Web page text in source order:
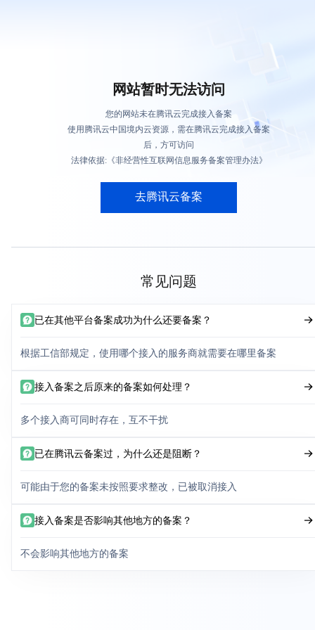
网站暂时无法访问
您的网站未在腾讯云完成接入备案
使用腾讯云中国境内云资源，需在腾讯云完成接入备案
后，方可访问
法律依据:《非经营性互联网信息服务备案管理办法》
去腾讯云备案
常见问题
已在其他平台备案成功为什么还要备案？
根据工信部规定，使用哪个接入的服务商就需要在哪里备案
接入备案之后原来的备案如何处理？
多个接入商可同时存在，互不干扰
已在腾讯云备案过，为什么还是阻断？
可能由于您的备案未按照要求整改，已被取消接入
接入备案是否影响其他地方的备案？
不会影响其他地方的备案